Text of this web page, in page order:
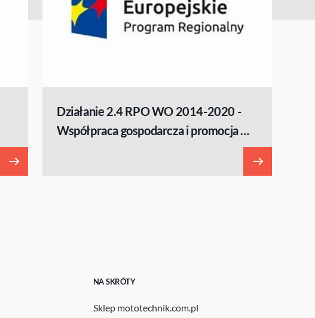
Działanie 2.4 RPO WO 2014-2020 -
Współpraca gospodarcza i promocja w
NA SKRÓTY
Sklep mototechnik.com.pl